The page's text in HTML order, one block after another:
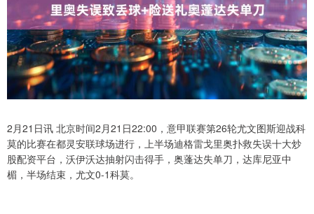
2月21日讯 北京时间2月21日22:00，意甲联赛第26轮尤文图斯迎战科
莫的比赛在都灵安联球场进行，上半场迪格雷戈里奥扑救失误十大炒
股配资平台，沃伊沃达抽射闪击得手，奥蓬达失单刀，达库尼亚中
楣，半场结束，尤文0-1科莫。